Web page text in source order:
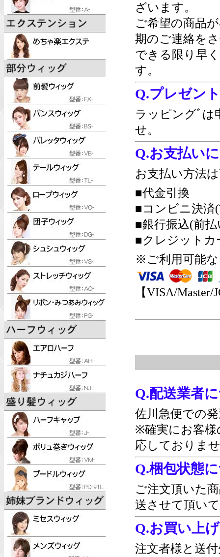
ざいます。
ご希望の商品
期のご連絡を
できる限り早
す。
Q.プレゼン
ラッピングﾞは
せ。
Q.お支払い
お支払い方法
■代金引換
■コンビニ決済
■銀行振込(前払
■クレジットカ
※ご利用可能
【VISA/
Q.配送業者
佐川急便での
※確実にお客様
応しておりま
Q.梱包状態
ご注文頂いた
送させて頂い
Q.お買い上
注文者様と送